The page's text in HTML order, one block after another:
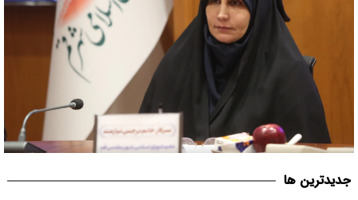
حجاب در کشور باشد
جديدترين ها